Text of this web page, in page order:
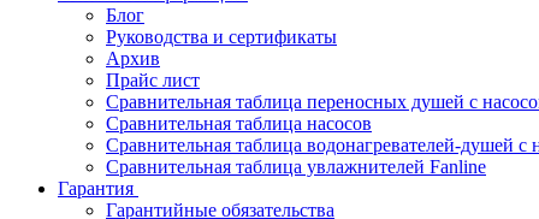
Блог
Руководства и сертификаты
Архив
Прайс лист
Сравнительная таблица переносных душей с
Сравнительная таблица насосов
Сравнительная таблица водонагревателей-душей с
Сравнительная таблица увлажнителей Fanline
Гарантия
Гарантийные обязательства